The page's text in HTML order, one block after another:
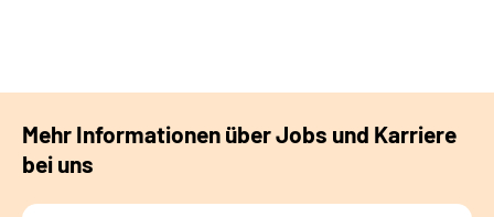
Mehr Informationen über Jobs und Karriere
bei uns